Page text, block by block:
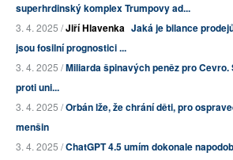
superhrdinský komplex Trumpovy ad...
3. 4. 2025 /Jiří Hlavenka Jaká je bilance
jsou fosilní prognostici ...
3. 4. 2025 /Miliarda špinavých peněz pro
proti uni...
3. 4. 2025 /Orbán lže, že chrání děti, pro
menšin
3. 4. 2025 /ChatGPT 4.5 umím dokonale